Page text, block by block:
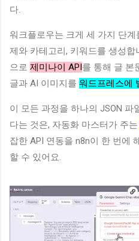
다.
워크플로우는 크게 세 가지 단
제와 카테고리, 키워드를 생성
으로 제미나이 API 를 통해 글 본
글과 AI 이미지를 워드프레스에
이 모든 과정을 하나의 JSON 파
다는 것은, 자동화 마스터가 주는
잡한 API 연동을 n8n이 한 번에
할 수 있어요.